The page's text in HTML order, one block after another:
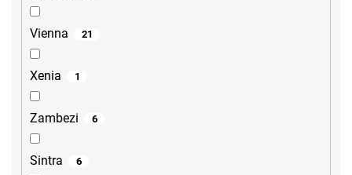
Vienna 21
Xenia 1
Zambezi 6
Sintra 6